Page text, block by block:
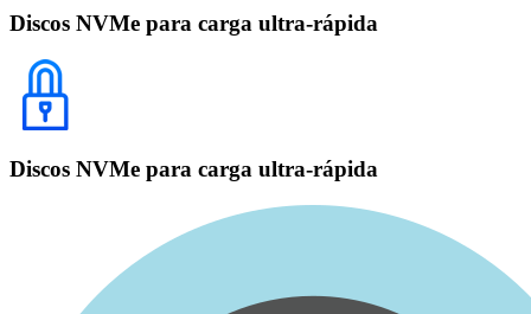
Discos NVMe para carga ultra-rápida
Discos NVMe para carga ultra-rápida